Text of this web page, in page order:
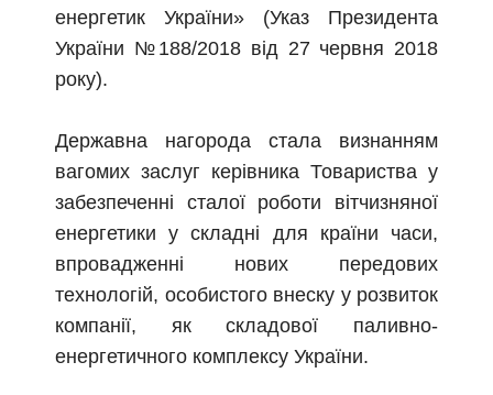
енергетик України» (Указ Президента
України №188/2018 від 27 червня 2018
року).
Державна нагорода стала визнанням
вагомих заслуг керівника Товариства у
забезпеченні сталої роботи вітчизняної
енергетики у складні для країни часи,
впровадженні нових передових
технологій, особистого внеску у розвиток
компанії, як складової паливно-
енергетичного комплексу України.